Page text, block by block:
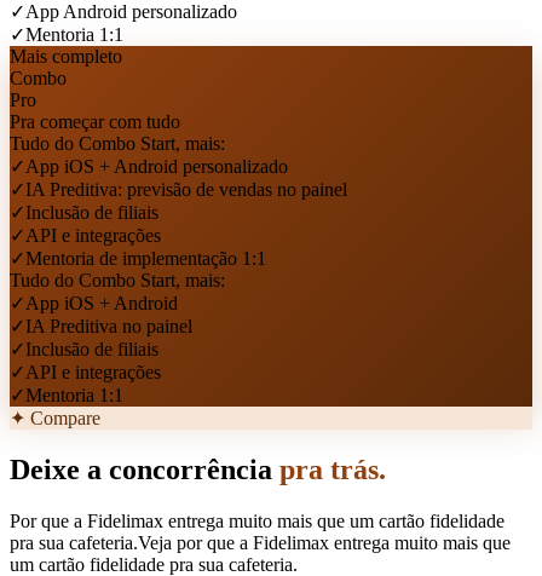
✓App Android personalizado
✓Mentoria 1:1
Mais completo
Combo
Pro
Pra começar com tudo
Tudo do Combo Start, mais:
✓App iOS + Android personalizado
✓IA Preditiva: previsão de vendas no painel
✓Inclusão de filiais
✓API e integrações
✓Mentoria de implementação 1:1
Tudo do Combo Start, mais:
✓App iOS + Android
✓IA Preditiva no painel
✓Inclusão de filiais
✓API e integrações
✓Mentoria 1:1
✦ Compare
Deixe a concorrência pra trás.
Por que a Fidelimax entrega muito mais que um cartão fidelidade
pra sua cafeteria.Veja por que a Fidelimax entrega muito mais que
um cartão fidelidade pra sua cafeteria.